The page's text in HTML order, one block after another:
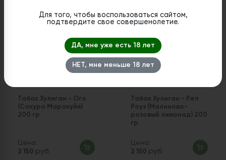
Табак Хулиган - Ого
(Сакура Маракуйя)
200 гр.
Цена:
2 150 руб
Табак Хулиган - Реп
Роуз (Малиново-
розовый лимонад) 200
гр.
Цена:
2 150 руб
Для того, чтобы воспользоваться сайтом,
подтвердите свое совершенолетие.
ДА, мне уже есть 18 лет
НЕТ, мне меньше 18 лет